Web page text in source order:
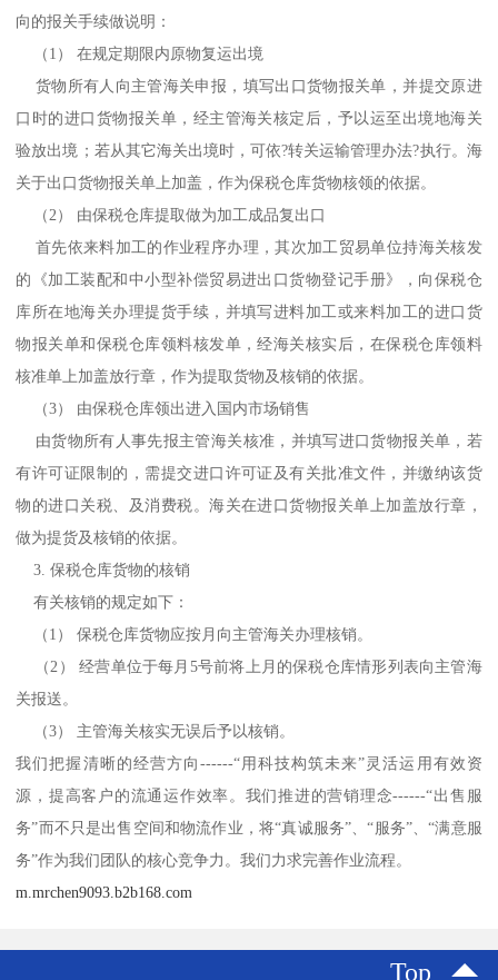
向的报关手续做说明：
（1） 在规定期限内原物复运出境
货物所有人向主管海关申报，填写出口货物报关单，并提交原进
口时的进口货物报关单，经主管海关核定后，予以运至出境地海关
验放出境；若从其它海关出境时，可依?转关运输管理办法?执行。海
关于出口货物报关单上加盖，作为保税仓库货物核领的依据。
（2） 由保税仓库提取做为加工成品复出口
首先依来料加工的作业程序办理，其次加工贸易单位持海关核发
的《加工装配和中小型补偿贸易进出口货物登记手册》，向保税仓
库所在地海关办理提货手续，并填写进料加工或来料加工的进口货
物报关单和保税仓库领料核发单，经海关核实后，在保税仓库领料
核准单上加盖放行章，作为提取货物及核销的依据。
（3） 由保税仓库领出进入国内市场销售
由货物所有人事先报主管海关核准，并填写进口货物报关单，若
有许可证限制的，需提交进口许可证及有关批准文件，并缴纳该货
物的进口关税、及消费税。海关在进口货物报关单上加盖放行章，
做为提货及核销的依据。
3. 保税仓库货物的核销
有关核销的规定如下：
（1） 保税仓库货物应按月向主管海关办理核销。
（2） 经营单位于每月5号前将上月的保税仓库情形列表向主管海
关报送。
（3） 主管海关核实无误后予以核销。
我们把握清晰的经营方向------“用科技构筑未来”灵活运用有效资
源，提高客户的流通运作效率。我们推进的营销理念------“出售服
务”而不只是出售空间和物流作业，将“真诚服务”、“服务”、“满意服
务”作为我们团队的核心竞争力。我们力求完善作业流程。
m.mrchen9093.b2b168.com
Top